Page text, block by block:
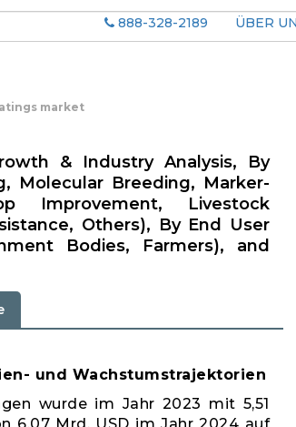
888-328-2189 ÜBER
market
& Industry Analysis, By
Molecular Breeding, Marker-
Improvement, Livestock
Others), By End User
Bodies, Farmers), and
und Wachstumstrajektorien
wurde im Jahr 2023 mit 5,51